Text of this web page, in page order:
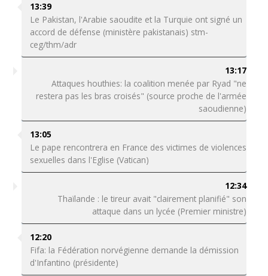
13:39
Le Pakistan, l'Arabie saoudite et la Turquie ont signé un
accord de défense (ministère pakistanais) stm-
ceg/thm/adr
13:17
Attaques houthies: la coalition menée par Ryad "ne
restera pas les bras croisés" (source proche de l'armée
saoudienne)
13:05
Le pape rencontrera en France des victimes de violences
sexuelles dans l'Eglise (Vatican)
12:34
Thaïlande : le tireur avait "clairement planifié" son
attaque dans un lycée (Premier ministre)
12:20
Fifa: la Fédération norvégienne demande la démission
d'Infantino (présidente)